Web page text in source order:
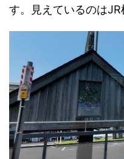
す。見えているのはJR